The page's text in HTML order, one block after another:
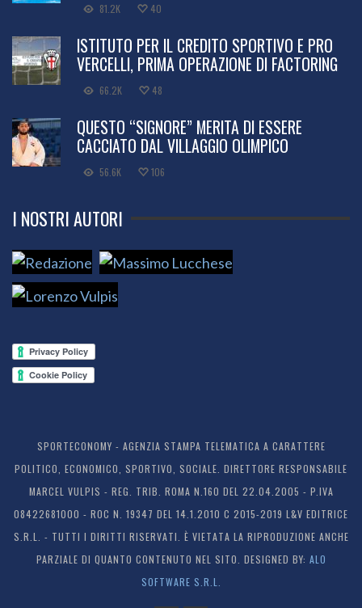
81.2K 40
ISTITUTO PER IL CREDITO SPORTIVO E PRO
VERCELLI, PRIMA OPERAZIONE DI FACTORING
66.2K 48
QUESTO “SIGNORE” MERITA DI ESSERE
CACCIATO DAL VILLAGGIO OLIMPICO
56.6K 106
I NOSTRI AUTORI
SPORTECONOMY - AGENZIA STAMPA TELEMATICA A CARATTERE
POLITICO, ECONOMICO, SPORTIVO, SOCIALE. DIRETTORE RESPONSABILE
MARCEL VULPIS - REG. TRIB. ROMA N.160 DEL 22.04.2005 - P.IVA
08422681000 - ROC N. 19347 DEL 14.1.2010 C 2015-2019 L&V EDITRICE
S.R.L. - TUTTI I DIRITTI RISERVATI. È VIETATA LA RIPRODUZIONE ANCHE
PARZIALE DI QUANTO CONTENUTO NEL SITO. DESIGNED BY: ALO
SOFTWARE S.R.L.